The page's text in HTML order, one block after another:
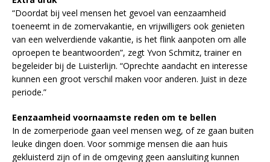
“Doordat bij veel mensen het gevoel van eenzaamheid
toeneemt in de zomervakantie, en vrijwilligers ook genieten
van een welverdiende vakantie, is het flink aanpoten om alle
oproepen te beantwoorden”, zegt Yvon Schmitz, trainer en
begeleider bij de Luisterlijn. “Oprechte aandacht en interesse
kunnen een groot verschil maken voor anderen. Juist in deze
periode.”
Eenzaamheid voornaamste reden om te bellen
In de zomerperiode gaan veel mensen weg, of ze gaan buiten
leuke dingen doen. Voor sommige mensen die aan huis
gekluisterd zijn of in de omgeving geen aansluiting kunnen